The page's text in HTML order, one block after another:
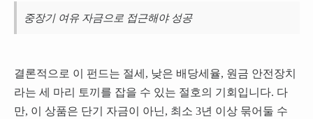
중장기 여유 자금으로 접근해야 성공
결론적으로 이 펀드는 절세, 낮은 배당세율, 원금 안전장치
라는 세 마리 토끼를 잡을 수 있는 절호의 기회입니다. 다
만, 이 상품은 단기 자금이 아닌, 최소 3년 이상 묶어둘 수